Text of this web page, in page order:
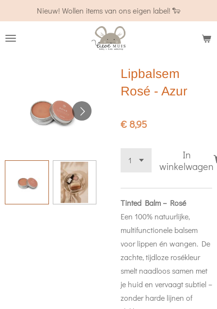
naar
Nieuw! Wollen items van ons eigen label! 🐑
Lipbalsem
Rosé - Azur
€ 8,95
In
winkelwagen
Tinted Balm – Rosé
Een 100% natuurlijke,
multifunctionele balsem
voor lippen én wangen. De
zachte, tijdloze rosékleur
smelt naadloos samen met
je huid en vervaagt subtiel –
zonder harde lijnen of